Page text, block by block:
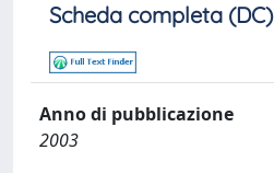
Scheda completa (DC)
Anno di pubblicazione
2003